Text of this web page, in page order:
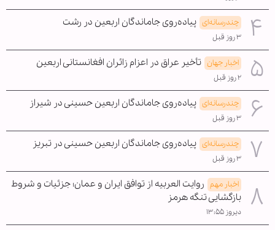
چندرسانه‌ای پیاده‌روی جاماندگان اربعین در رشت
۳ روز قبل
اخبار جهان تأخیر عراق در اعزام زائران افغانستانی اربعین
۲ روز قبل
چندرسانه‌ای پیاده‌روی جاماندگان اربعین حسینی در شیراز
۳ روز قبل
چندرسانه‌ای پیاده‌روی جاماندگان اربعین حسینی در تبریز
۳ روز قبل
اخبار مهم روایت العربیه از توافق ایران و عمان؛ جزئیات و شروط
بازگشایی تنگه هرمز
دیروز ۱۳:۵۵